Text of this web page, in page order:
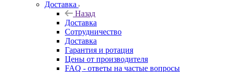
Доставка
Назад
Доставка
Сотрудничество
Доставка
Гарантия и ротация
Цены от производителя
FAQ - ответы на частые вопросы